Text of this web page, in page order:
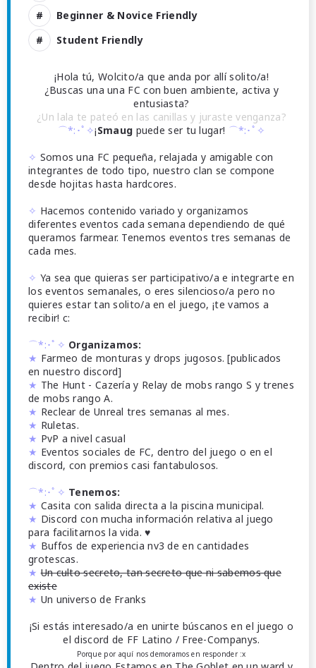
Beginner & Novice Friendly
Student Friendly
¡Hola tú, Wolcito/a que anda por allí solito/a!
¿Buscas una una FC con buen ambiente, activa y
entusiasta?
¿Un lala te pateó en las canillas y juraste venganza?
⌒*:･ﾟ✧¡Smaug puede ser tu lugar! ⌒*:･ﾟ✧
✧ Somos una FC pequeña, relajada y amigable con
integrantes de todo tipo, nuestro clan se compone
desde hojitas hasta hardcores.
✧ Hacemos contenido variado y organizamos
diferentes eventos cada semana dependiendo de qué
queramos farmear. Tenemos eventos tres semanas de
cada mes.
✧ Ya sea que quieras ser participativo/a e integrarte en
los eventos semanales, o eres silencioso/a pero no
quieres estar tan solito/a en el juego, ¡te vamos a
recibir! c:
⌒*:･ﾟ✧ Organizamos:
★ Farmeo de monturas y drops jugosos. [publicados
en nuestro discord]
★ The Hunt - Cazería y Relay de mobs rango S y trenes
de mobs rango A.
★ Reclear de Unreal tres semanas al mes.
★ Ruletas.
★ PvP a nivel casual
★ Eventos sociales de FC, dentro del juego o en el
discord, con premios casi fantabulosos.
⌒*:･ﾟ✧ Tenemos:
★ Casita con salida directa a la piscina municipal.
★ Discord con mucha información relativa al juego
para facilitarnos la vida. ♥
★ Buffos de experiencia nv3 de en cantidades
grotescas.
★ Un culto secreto, tan secreto que ni sabemos que
existe
★ Un universo de Franks
¡Si estás interesado/a en unirte búscanos en el juego o
el discord de FF Latino / Free-Companys.
Porque por aquí nos demoramos en responder :x